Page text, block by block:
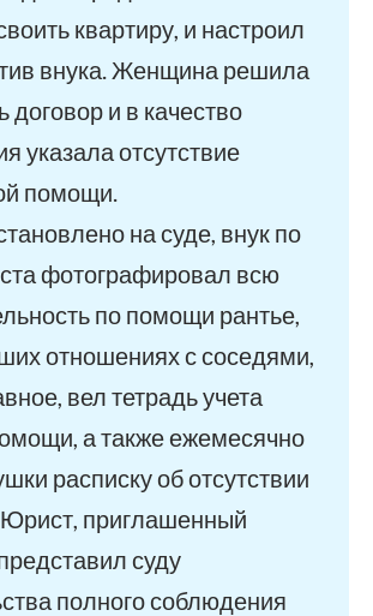
квартиру, и настроил
внука. Женщина решила
договор и в качество
указала отсутствие
помощи.
на суде, внук по
фотографировал всю
по помощи рантье,
отношениях с соседями,
вел тетрадь учета
а также ежемесячно
расписку об отсутствии
Юрист, приглашенный
суду
полного соблюдения